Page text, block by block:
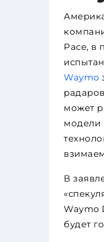
Pace, в
Waymo
может
модели
В
Waymo
будет